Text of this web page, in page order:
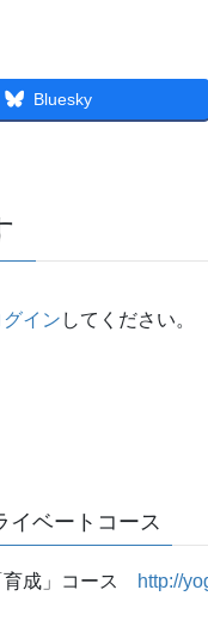
Bluesky
グイン してください。
イベートコース
育成」コース http://